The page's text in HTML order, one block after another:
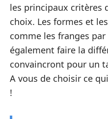
les principaux critères
choix. Les formes et
comme les franges
également faire la
convaincront pour un
A vous de choisir ce
!